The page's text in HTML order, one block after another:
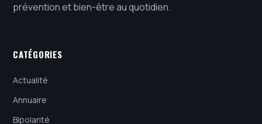
prévention et bien-être au quotidien.
CATÉGORIES
Actualité
Annuaire
Bipolarité